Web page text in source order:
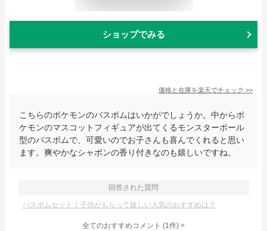
ショップでみる
価格と在庫を楽天でチェック >>
こちらのポケモンのバスボムはいかがでしょうか。中からポ
ケモンのマスコットフィギュアが出てくるモンスターボール
型のバスボムで、可愛いのでお子さんも喜んでくれると思い
ます。爽やかなシャボンの香り付きなのも嬉しいですね。
回答された質問
バスボムセット｜子供がもらって嬉しい人気のおすすめは？
全てのおすすめコメント (1件) >